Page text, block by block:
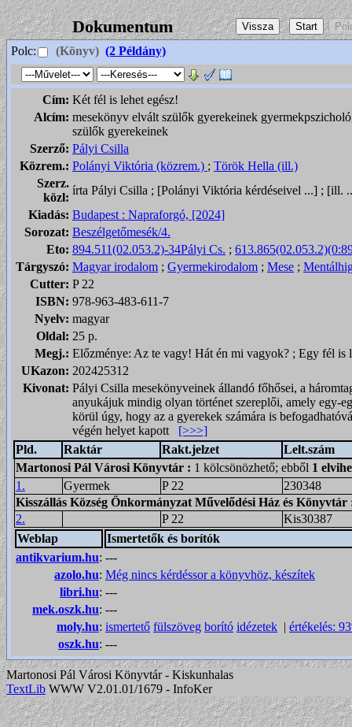
Dokumentum
Polc: (Könyv) (2 Példány)
Cím: Két fél is lehet egész!
Alcím: mesekönyv elvált szülők gyerekeinek
szülők gyerekeinek
Szerző: Pályi Csilla
Közrem.: Polányi Viktória (közrem.) ; Török Hella (ill.)
Szerz.
közl:
írta Pályi Csilla ; [Polányi Viktória kérdéseivel ...] ; [ill.
Kiadás: Budapest : Napraforgó, [2024]
Sorozat: Beszélgetőmesék/4.
Eto: 894.511(02.053.2)-34Pályi Cs. ;
Tárgyszó: Magyar irodalom ; Gyermekirodalom ; Mese ;
Cutter: P 22
ISBN: 978-963-483-611-7
Nyelv: magyar
Oldal: 25 p.
Megj.: Előzménye: Az te vagy! Hát én mi vagyok? ; Egy fél is
UKazon: 202425312
Kivonat: Pályi Csilla mesekönyveinek állandó főhősei, a
anyukájuk mindig olyan történet szereplői, amely egy-
körül úgy, hogy az a gyerekek számára is
végén helyet kapott [>>>]
Pld.
Raktár Rakt.jelzet
Lelt.szám
Martonosi Pál Városi Könyvtár : 1 kölcsönözhető; ebből 1
1.
Gyermek P 22
230348
Kisszállás Község Önkormányzat Művelődési Ház és Könyvtár
2.
P 22
Kis30387
Weblap
Ismertetők és borítók
antikvarium.hu: ---
azolo.hu: Még nincs kérdéssor a könyvhöz, készítek
libri.hu: ---
mek.oszk.hu: ---
moly.hu: ismertető fülszöveg borító idézetek | értékelés:
oszk.hu: ---
Martonosi Pál Városi Könyvtár - Kiskunhalas
TextLib WWW V2.01.01/1679 - InfoKer